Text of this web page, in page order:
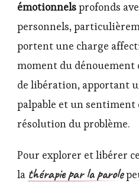
émotionnelsprofonds
personnels,
portent une charge
moment du
de libération, apportant
palpable et un sentiment
résolution du problème.
Pour explorer et libérer
la thérapie par la parole